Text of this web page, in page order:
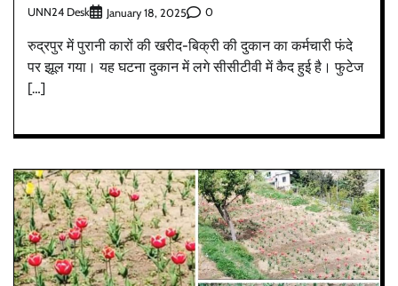
UNN24 Desk January 18, 2025 0
रुद्रपुर में पुरानी कारों की खरीद-बिक्री की दुकान का कर्मचारी फंदे
पर झूल गया। यह घटना दुकान में लगे सीसीटीवी में कैद हुई है। फुटेज
[…]